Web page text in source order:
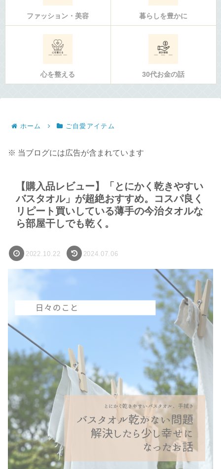
ファッション・美容 暮らしを豊かに
心を整える 30代お金の話
ホーム ご自愛アイテム
※ 当ブログには広告が含まれています
【購入品レビュー】「とにかく乾きやすい
バスタオル」が超絶おすすめ。コスパ良く
リピート買いしている薄手の今治タオルな
ら部屋干しでも乾く。
2022.10.22 2024.07.06